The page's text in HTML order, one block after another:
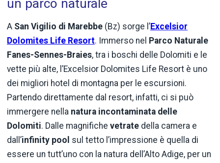
un parco naturale
A San Vigilio di Marebbe (Bz) sorge l’Excelsior
Dolomites Life Resort. Immerso nel Parco Naturale
Fanes-Sennes-Braies, tra i boschi delle Dolomiti e le
vette più alte, l’Excelsior Dolomites Life Resort è uno
dei migliori hotel di montagna per le escursioni.
Partendo direttamente dal resort, infatti, ci si può
immergere nella natura incontaminata delle
Dolomiti. Dalle magnifiche vetrate della camera e
dall’infinity pool sul tetto l’impressione è quella di
essere un tutt’uno con la natura dell’Alto Adige, per un